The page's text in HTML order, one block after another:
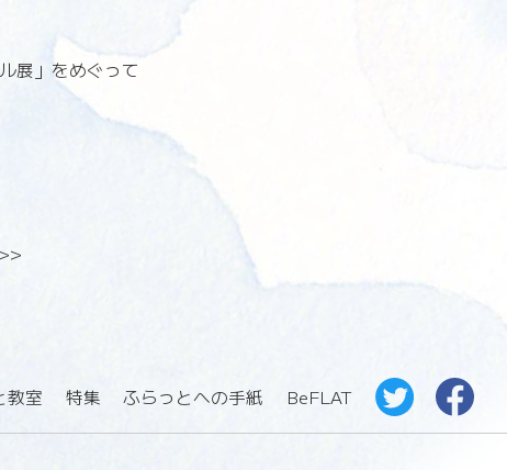
展」をめぐって
>>
教室 特集 ふらっとへの手紙 BeFLAT